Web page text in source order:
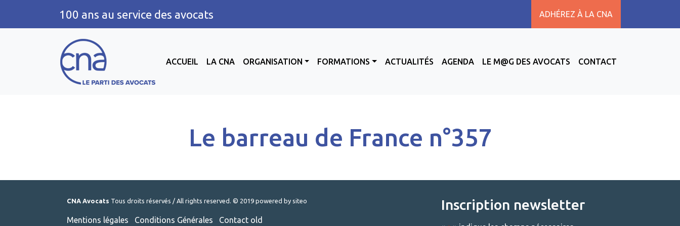
100 ans au service des avocats ADHÉREZ À LA CNA
ACCUEIL LA CNA ORGANISATION FORMATIONS ACTUALITÉS AGENDA LE M@G DES AVOCATS CONTACT
Le barreau de France n°357
CNA Avocats Tous droits réservés / All rights reserved. © 2019 powered by siteo
Mentions légales Conditions Générales Contact old
Inscription newsletter